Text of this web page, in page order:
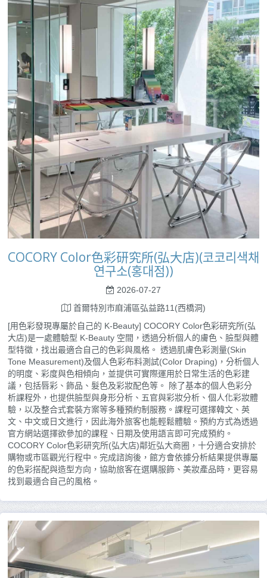
COCORY Color色彩研究所(弘大店)(코코리색채
연구소(홍대점))
2026-07-27
首爾特別市麻浦區弘益路11(西橋洞)
[用色彩發現專屬於自己的 K-Beauty] COCORY Color色彩研究所(弘
大店)是一處體驗型 K-Beauty 空間，透過分析個人的膚色、臉型與體
型特徵，找出最適合自己的色彩與風格。 透過肌膚色彩測量(Skin
Tone Measurement)及個人色彩布料測試(Color Draping)，分析個人
的明度、彩度與色相傾向，並提供可實際運用於日常生活的色彩建
議，包括唇彩、飾品、髮色及彩妝配色等。 除了基本的個人色彩分
析課程外，也提供臉型與身形分析、五官與彩妝分析、個人化彩妝體
驗，以及整合式套裝方案等多種預約制服務。課程可選擇韓文、英
文、中文或日文進行，因此海外旅客也能輕鬆體驗。預約方式為透過
官方網站選擇欲參加的課程、日期及使用語言即可完成預約。
COCORY Color色彩研究所(弘大店)鄰近弘大商圈，十分適合安排於
購物或市區觀光行程中。完成諮詢後，館方會依據分析結果提供專屬
的色彩搭配與造型方向，協助旅客在選購服飾、美妝產品時，更容易
找到最適合自己的風格。